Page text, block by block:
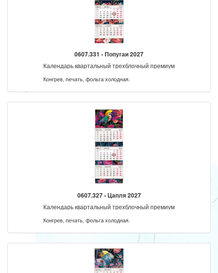
0607.331 - Попугаи 2027
Календарь квартальный трехблочный премиум
Конгрев, печать, фольга холодная.
0607.327 - Цапля 2027
Календарь квартальный трехблочный премиум
Конгрев, печать, фольга холодная.